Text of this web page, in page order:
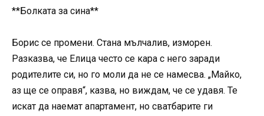
**Болката за сина**
Борис се промени. Стана мълчалив, изморен.
Разказва, че Елица често се кара с него заради
родителите си, но го моли да не се намесва. „Майко,
аз ще се оправя“, казва, но виждам, че се удавя. Те
искат да наемат апартамент, но сватбарите ги